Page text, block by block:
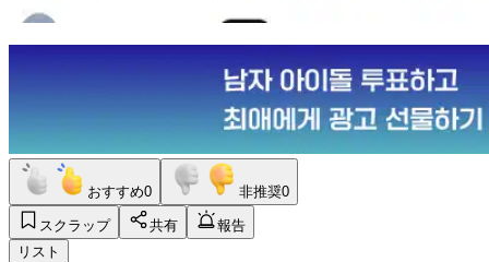
おすすめ0 非推奨0
スクラップ 共有
報告
リスト